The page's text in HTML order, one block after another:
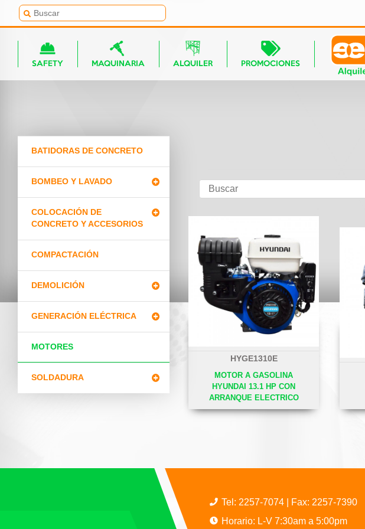
SAFETY MAQUINARIA ALQUILER PROMOCIONES
BATIDORAS DE CONCRETO
BOMBEO Y LAVADO
COLOCACIÓN DE
CONCRETO Y ACCESORIOS
COMPACTACIÓN
DEMOLICIÓN
GENERACIÓN ELÉCTRICA
MOTORES
SOLDADURA
HYGE1310E
MOTOR A GASOLINA
HYUNDAI 13.1 HP CON
ARRANQUE ELECTRICO
Tel: 2257-7074
| Fax: 2257-7390
Horario: L-V 7:30am a 5:00pm